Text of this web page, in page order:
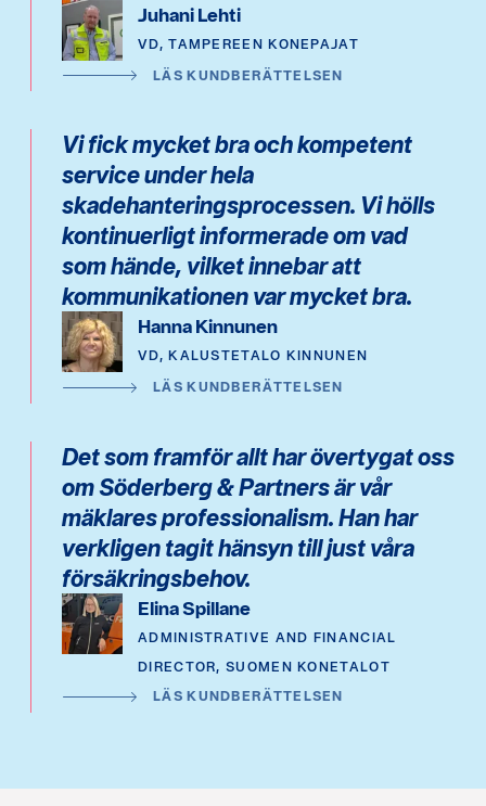
Juhani Lehti
VD, TAMPEREEN KONEPAJAT
LÄS KUNDBERÄTTELSEN
Vi fick mycket bra och kompetent
service under hela
skadehanteringsprocessen. Vi hölls
kontinuerligt informerade om vad
som hände, vilket innebar att
kommunikationen var mycket bra.
Hanna Kinnunen
VD, KALUSTETALO KINNUNEN
LÄS KUNDBERÄTTELSEN
Det som framför allt har övertygat oss
om Söderberg & Partners är vår
mäklares professionalism. Han har
verkligen tagit hänsyn till just våra
försäkringsbehov.
Elina Spillane
ADMINISTRATIVE AND FINANCIAL
DIRECTOR, SUOMEN KONETALOT
LÄS KUNDBERÄTTELSEN